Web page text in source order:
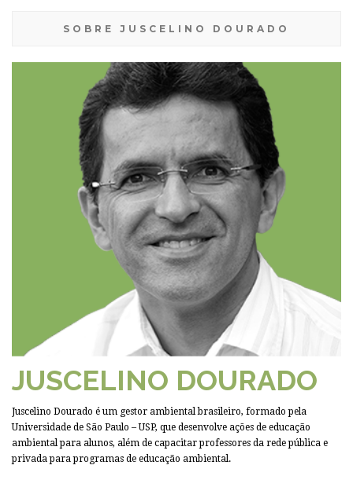
SOBRE JUSCELINO DOURADO
JUSCELINO DOURADO
Juscelino Dourado é um gestor ambiental brasileiro, formado pela
Universidade de São Paulo – USP, que desenvolve ações de educação
ambiental para alunos, além de capacitar professores da rede pública e
privada para programas de educação ambiental.